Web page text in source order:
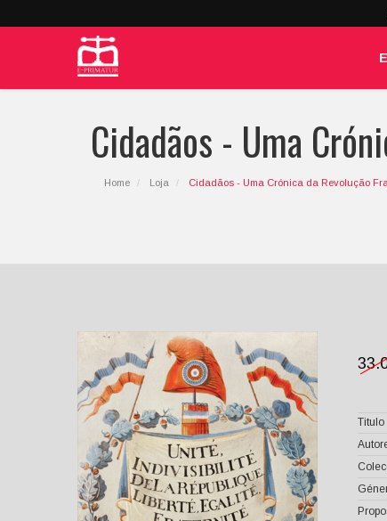
Cidadãos - Uma
Home Loja Cidadãos - Uma Crónica da Revolução
Titulo